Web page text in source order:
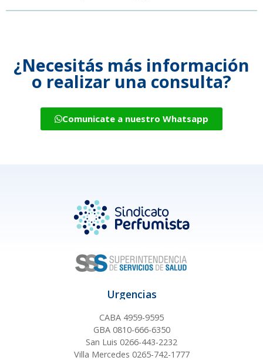
¿Necesitás más información
o realizar una consulta?
Comunicate a nuestro Whatsapp
Urgencias
CABA 4959-9595
GBA 0810-666-6350
San Luis 0266-443-2232
Villa Mercedes 0265-742-1777